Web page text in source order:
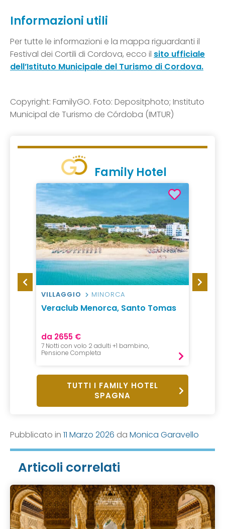
Informazioni utili
Per tutte le informazioni e la mappa riguardanti il
Festival dei Cortili di Cordova, ecco il sito ufficiale
dell’Istituto Municipale del Turismo di Cordova.
Copyright: FamilyGO. Foto: Depositphoto; Instituto
Municipal de Turismo de Córdoba (IMTUR)
Family Hotel
VILLAGGIO MINORCA
Veraclub Menorca, Santo Tomas
da 2655 €
7 Notti con volo 2 adulti +1 bambino,
Pensione Completa
HOTEL
TUTTI I FAMILY HOTEL
SPAGNA
Pubblicato in 11 Marzo 2026 da Monica Garavello
Articoli correlati